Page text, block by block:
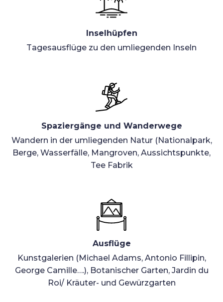
Inselhüpfen
Tagesausflüge zu den umliegenden Inseln
Spaziergänge und Wanderwege
Wandern in der umliegenden Natur (Nationalpark,
Berge, Wasserfälle, Mangroven, Aussichtspunkte,
Tee Fabrik
Ausflüge
Kunstgalerien (Michael Adams, Antonio Fillipin,
George Camille….), Botanischer Garten, Jardin du
Roi/ Kräuter- und Gewürzgarten